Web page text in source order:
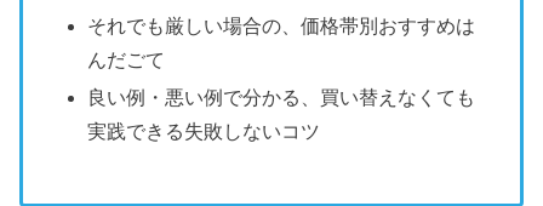
それでも厳しい場合の、価格帯別おすすめは
んだごて
良い例・悪い例で分かる、買い替えなくても
実践できる失敗しないコツ